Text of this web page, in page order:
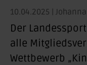
10.04.2025 |
Der
alle
Wettbewerb